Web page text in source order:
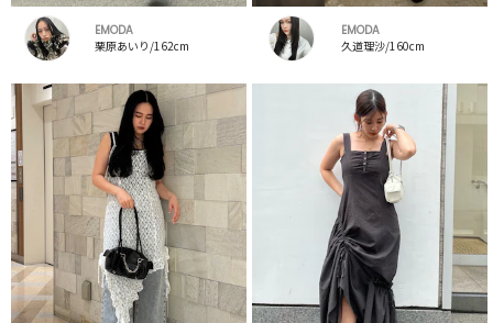
EMODA
栗原あいり/162cm
EMODA
久道理沙/160cm